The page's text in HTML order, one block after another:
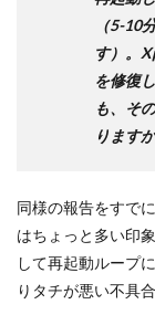
（5-10
す）。
を修復
も、そ
ります
同様の報告をすで
はちょっと多い印
して再起動ループ
りタチが悪い不具